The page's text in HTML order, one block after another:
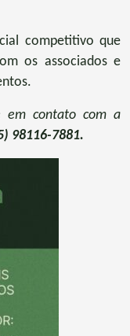
competitivo que
os associados e
em contato com a
98116-7881.